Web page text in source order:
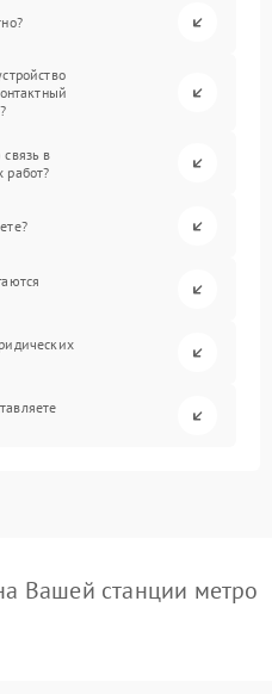
в
работ?
Вашей станции метро